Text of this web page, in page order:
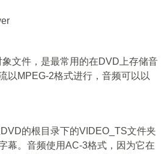
文件，是最常用的在DVD上存储音
以MPEG-2格式进行，音频可以以
的根目录下的VIDEO_TS文件夹
幕。音频使用AC-3格式，因为它在